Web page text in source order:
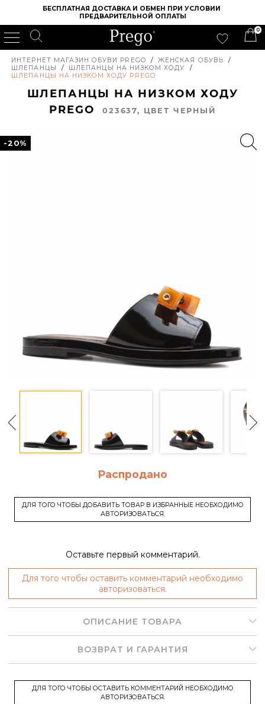
БЕСПЛАТНАЯ ДОСТАВКА И ОБМЕН ПРИ УСЛОВИИ
ПРЕДВАРИТЕЛЬНОЙ ОПЛАТЫ
0
ИНТЕРНЕТ МАГАЗИН ОБУВИ PREGO / ЖЕНСКАЯ ОБУВЬ
/
ШЛЕПАНЦЫ
/ ШЛЕПАНЦЫ НА НИЗКОМ ХОДУ
/
ШЛЕПАНЦЫ НА НИЗКОМ ХОДУ PREGO
ШЛЕПАНЦЫ НА НИЗКОМ ХОДУ
PREGO023637, ЦВЕТ ЧЕРНЫЙ
-20%
Распродано
ДЛЯ ТОГО ЧТОБЫ ДОБАВИТЬ ТОВАР В ИЗБРАННЫЕ НЕОБХОДИМО
АВТОРИЗОВАТЬСЯ.
Оставьте первый комментарий.
Для того чтобы оставить комментарий необходимо
авторизоваться.
ОПИСАНИЕ ТОВАРА
ВОЗВРАТ И ГАРАНТИЯ
ДЛЯ ТОГО ЧТОБЫ ОСТАВИТЬ КОММЕНТАРИЙ НЕОБХОДИМО
АВТОРИЗОВАТЬСЯ.